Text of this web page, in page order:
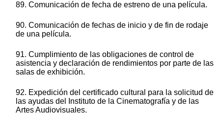
89. Comunicación de fecha de estreno de una película.
90. Comunicación de fechas de inicio y de fin de rodaje
de una película.
91. Cumplimiento de las obligaciones de control de
asistencia y declaración de rendimientos por parte de las
salas de exhibición.
92. Expedición del certificado cultural para la solicitud de
las ayudas del Instituto de la Cinematografía y de las
Artes Audiovisuales.